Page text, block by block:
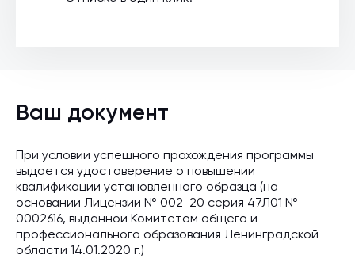
Ваш документ
При условии успешного прохождения программы
выдается удостоверение о повышении
квалификации установленного образца (на
основании Лицензии № 002-20 серия 47Л01 №
0002616, выданной Комитетом общего и
профессионального образования Ленинградской
области 14.01.2020 г.)